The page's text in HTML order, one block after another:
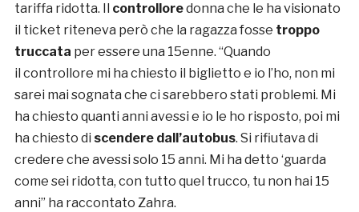
tariffa ridotta. Il controlloredonna che le ha visionato
il ticket riteneva però che la ragazza fosse troppo
truccata per essere una 15enne. “Quando
il controllore mi ha chiesto il biglietto e io l’ho, non mi
sarei mai sognata che ci sarebbero stati problemi. Mi
ha chiesto quanti anni avessi e io le ho risposto, poi mi
ha chiesto di scendere dall’autobus. Si rifiutava di
credere che avessi solo 15 anni. Mi ha detto ‘guarda
come sei ridotta, con tutto quel trucco, tu non hai 15
anni” ha raccontato Zahra.